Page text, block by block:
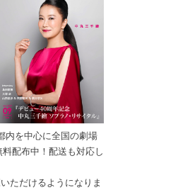
内を中心に全国の劇場
配布中！配送も対応し
ただけるようになりま